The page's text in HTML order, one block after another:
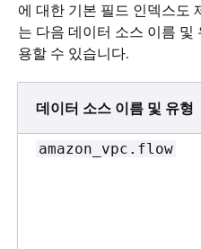
에 대한 기본 필드 인덱스도
는 다음 데이터 소스 이름
용할 수 있습니다.
데이터 소스 이름 및 유형
amazon_vpc.flow